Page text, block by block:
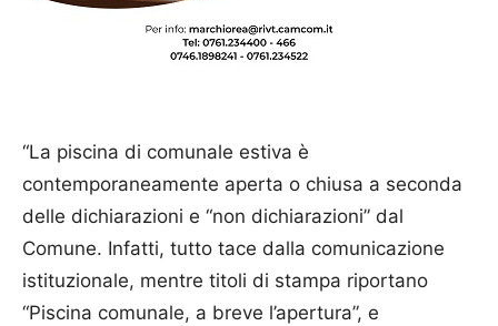
“La piscina di comunale estiva è
contemporaneamente aperta o chiusa a seconda
delle dichiarazioni e “non dichiarazioni” dal
Comune. Infatti, tutto tace dalla comunicazione
istituzionale, mentre titoli di stampa riportano
“Piscina comunale, a breve l’apertura”, e